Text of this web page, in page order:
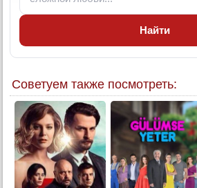
8 серия (суб)
Найти
Советуем также посмотреть: